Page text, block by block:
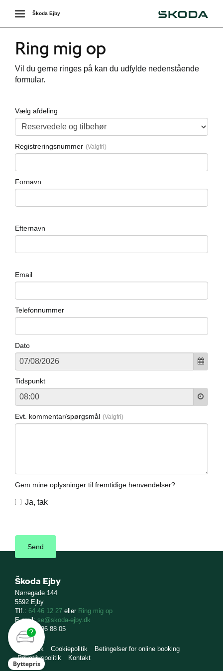
Toggle
navigation
Škoda Ejby
Ring mig op
Vil du gerne ringes på kan du udfylde nedenstående
formular.
Vælg afdeling
Registreringsnummer
Fornavn
Efternavn
Email
Telefonnummer
Dato
Tidspunkt
Evt. kommentar/spørgsmål
Gem mine oplysninger til fremtidige henvendelser?
Ja, tak
Škoda Ejby
Nørregade 144
5592 Ejby
Tlf.: 64 46 12 27 eller Ring mig op
E-mail:se@skoda-ejby.dk
CVR: 11 96 88 05
skoda.dk Cookiepolitik
Betingelser for online booking
Privatlivspolitik
Kontakt
Byttepris